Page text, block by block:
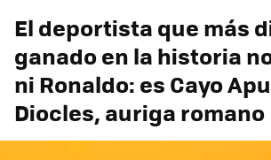
El deportista que más
ganado en la historia
ni Ronaldo: es Cayo
Diocles, auriga romano